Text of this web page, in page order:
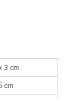
3 cm
cm